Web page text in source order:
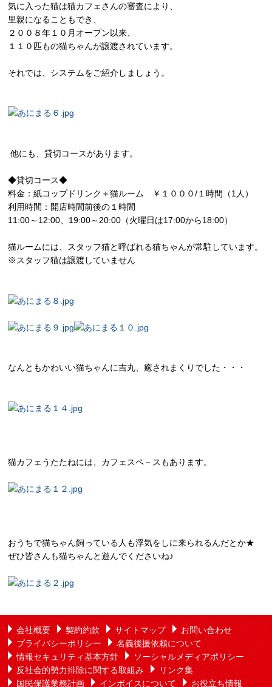
気に入った猫は猫カフェさんの審査により、
里親になることもでき、
２００８年１０月オープン以来、
１１０匹もの猫ちゃんが譲渡されています。
それでは、システムをご紹介しましょう。
他にも、貸切コースがあります。
◆貸切コース◆
料金：紙コップドリンク＋猫ルーム ￥１０００/１時間（1人）
利用時間：開店時間前後の１時間
11:00～12:00、19:00～20:00（火曜日は17:00から18:00）
猫ルームには、スタッフ猫と呼ばれる猫ちゃんが常駐しています。
※スタッフ猫は譲渡していません
なんともかわいい猫ちゃんに吉丸、癒されまくりでした・・・
猫カフェうたたねには、カフェスペ－スもあります。
おうちで猫ちゃん飼っている人も浮気をしに来られるんだとか★
ぜひ皆さんも猫ちゃんと遊んでくださいね♪
会社概要 契約約款 サイトマップ
お問い合わせ
プライバシーポリシー
名義後援依頼について
情報セキュリティ基本方針
ソーシャルメディアポリシー
反社会的勢力排除に関する取組み
リンク集
国民保護業務計画
インボイスについて お役立ち情報